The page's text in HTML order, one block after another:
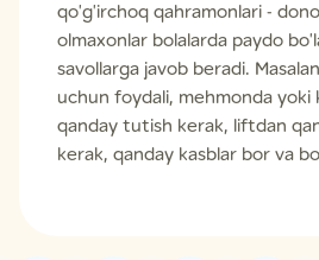
qo'g'irchoq qahramonlari -
olmaxonlar bolalarda paydo
savollarga javob beradi.
uchun foydali, mehmonda yoki
qanday tutish kerak, liftdan
kerak, qanday kasblar bor va